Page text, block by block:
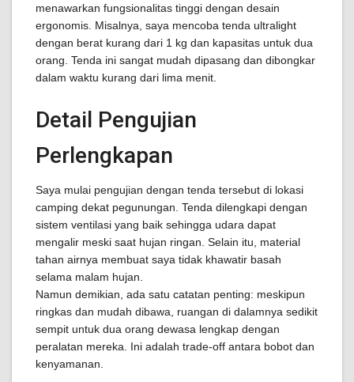
menawarkan fungsionalitas tinggi dengan desain
ergonomis. Misalnya, saya mencoba tenda ultralight
dengan berat kurang dari 1 kg dan kapasitas untuk dua
orang. Tenda ini sangat mudah dipasang dan dibongkar
dalam waktu kurang dari lima menit.
Detail Pengujian
Perlengkapan
Saya mulai pengujian dengan tenda tersebut di lokasi
camping dekat pegunungan. Tenda dilengkapi dengan
sistem ventilasi yang baik sehingga udara dapat
mengalir meski saat hujan ringan. Selain itu, material
tahan airnya membuat saya tidak khawatir basah
selama malam hujan.
Namun demikian, ada satu catatan penting: meskipun
ringkas dan mudah dibawa, ruangan di dalamnya sedikit
sempit untuk dua orang dewasa lengkap dengan
peralatan mereka. Ini adalah trade-off antara bobot dan
kenyamanan.